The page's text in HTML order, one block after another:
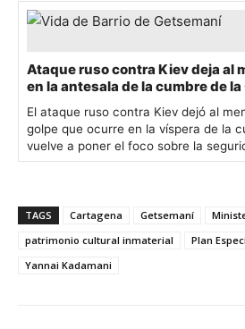
Ataque ruso contra Kiev deja al
en la antesala de la cumbre de la
El ataque ruso contra Kiev dejó al
golpe que ocurre en la víspera de la
vuelve a poner el foco sobre la
TAGS Cartagena Getsemaní
patrimonio cultural inmaterial
Plan
Yannai Kadamani